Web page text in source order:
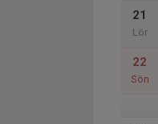
21
Lör
22
Sön